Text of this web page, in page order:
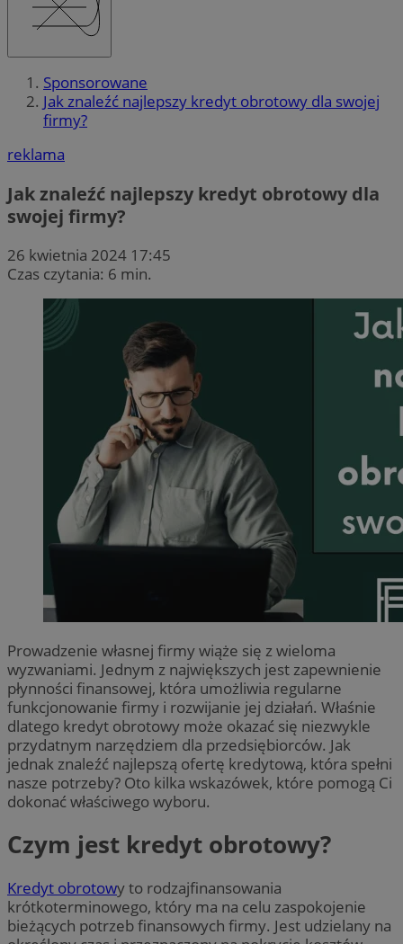
Sponsorowane
Jak znaleźć najlepszy kredyt obrotowy dla swojej
firmy?
reklama
Jak znaleźć najlepszy kredyt obrotowy dla
swojej firmy?
26 kwietnia 2024 17:45
Czas czytania: 6 min.
Prowadzenie własnej firmy wiąże się z wieloma
wyzwaniami. Jednym z największych jest zapewnienie
płynności finansowej, która umożliwia regularne
funkcjonowanie firmy i rozwijanie jej działań. Właśnie
dlatego kredyt obrotowy może okazać się niezwykle
przydatnym narzędziem dla przedsiębiorców. Jak
jednak znaleźć najlepszą ofertę kredytową, która spełni
nasze potrzeby? Oto kilka wskazówek, które pomogą Ci
dokonać właściwego wyboru.
Czym jest kredyt obrotowy?
Kredyt obrotowy to rodzajfinansowania
krótkoterminowego, który ma na celu zaspokojenie
bieżących potrzeb finansowych firmy. Jest udzielany na